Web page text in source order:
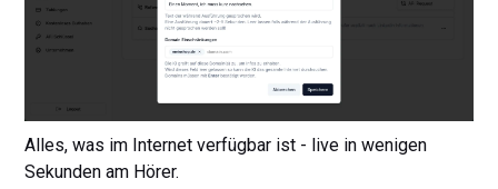
Alles, was im Internet verfügbar ist - live in wenigen
Sekunden am Hörer.